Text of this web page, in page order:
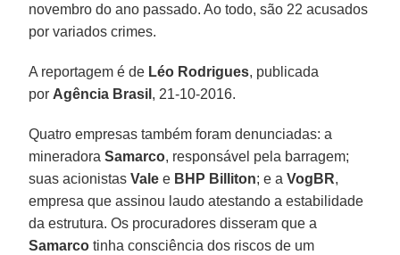
novembro do ano passado. Ao todo, são 22 acusados
por variados crimes.
A reportagem é de Léo Rodrigues, publicada
por Agência Brasil , 21-10-2016.
Quatro empresas também foram denunciadas: a
mineradoraSamarco, responsável pela barragem;
suas acionistasVale e BHP Billiton; e aVogBR,
empresa que assinou laudo atestando a estabilidade
da estrutura. Os procuradores disseram que a
Samarco tinha consciência dos riscos de um